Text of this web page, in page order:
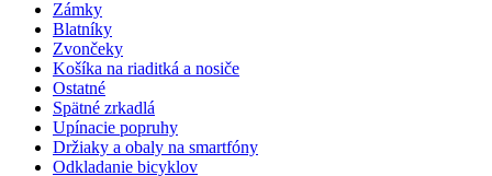
Zámky
Blatníky
Zvončeky
Košíka na riaditká a nosiče
Ostatné
Spätné zrkadlá
Upínacie popruhy
Držiaky a obaly na smartfóny
Odkladanie bicyklov